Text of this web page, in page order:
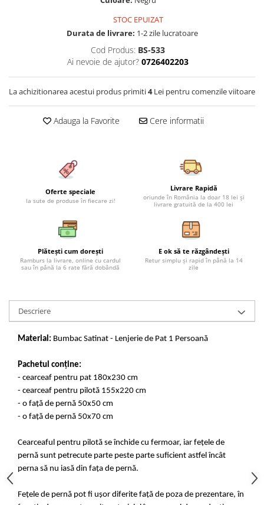
Lenjerii Catifea
Cearceaf cu elastic
Lenjerii Pufoase Fluffy/ Rabbit
Bumbac Neted Nesatinat
Bumbac 100% Poplin Hobby
Lenjerii Satin Premium
Lenjerii Jacquard
Lenjerii Matase
Lenjerii pentru PASTE
Set Lenjerie + Draperii Pat Dublu
Huse De Pat Tricotate 180x200cm
Huse Impermeabile 160x200cm
Huse Impermeabile 180x200cm
STOC EPUIZAT
Durata de livrare: 1-2 zile lucratoare
Cod Produs: BS-533
Ai nevoie de ajutor? 0726402203
La achizitionarea acestui produs primiti4Lei pentru comenzile viitoare
Adauga la Favorite Cere informatii
Oferte speciale
la sute de produse în fiecare zi!
Livrare Rapidă
oriunde în România la doar 18 lei și
livrare gratuită de la 400 lei
Plătești cum dorești
Ramburs la livrare, online cu cardul
sau în până la 6 rate fără dobândă
E ok să te răzgândești
Retur simplu și rapid în până la 14
zile
Descriere
Material: Bumbac Satinat - Lenjerie de Pat 1 Persoană
Pachetul conține:
- cearceaf pentru pat 180x230 cm
- cearceaf pentru pilotă 155x220 cm
- o față de pernă 50x50 cm
- o față de pernă 50x70 cm
Cearceaful pentru pilotă se închide cu fermoar, iar fețele de
pernă sunt petrecute parte peste parte suficient astfel încât
perna să nu iasă din fața de pernă.
Fețele de pernă pot fi ușor diferite față de poza de prezentare, în